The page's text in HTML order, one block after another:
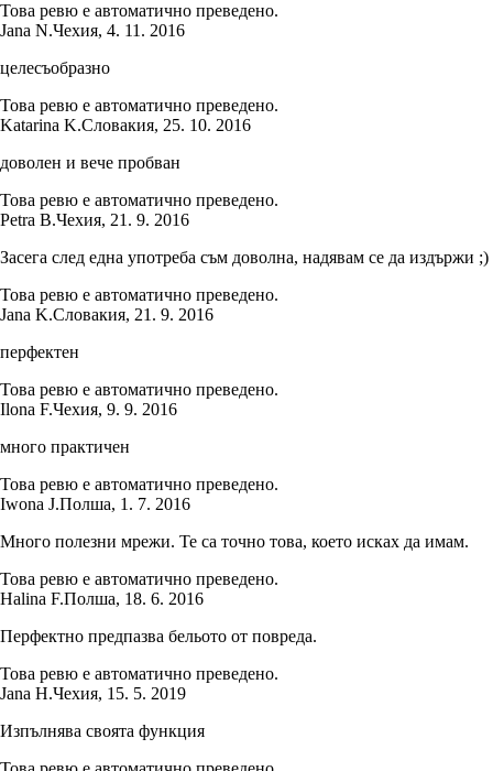
Това ревю е автоматично преведено.
Jana N.Чехия, 4. 11. 2016
целесъобразно
Това ревю е автоматично преведено.
Katarina K.Словакия, 25. 10. 2016
доволен и вече пробван
Това ревю е автоматично преведено.
Petra B.Чехия, 21. 9. 2016
Засега след една употреба съм доволна, надявам се да издържи ;)
Това ревю е автоматично преведено.
Jana K.Словакия, 21. 9. 2016
перфектен
Това ревю е автоматично преведено.
Ilona F.Чехия, 9. 9. 2016
много практичен
Това ревю е автоматично преведено.
Iwona J.Полша, 1. 7. 2016
Много полезни мрежи. Те са точно това, което исках да имам.
Това ревю е автоматично преведено.
Halina F.Полша, 18. 6. 2016
Перфектно предпазва бельото от повреда.
Това ревю е автоматично преведено.
Jana H.Чехия, 15. 5. 2019
Изпълнява своята функция